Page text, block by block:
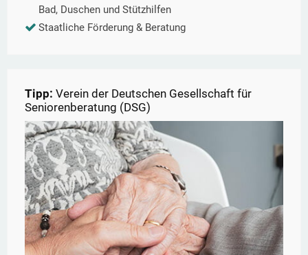
Bad, Duschen und Stützhilfen
Staatliche Förderung & Beratung
Tipp: Verein der Deutschen Gesellschaft für
Seniorenberatung (DSG)